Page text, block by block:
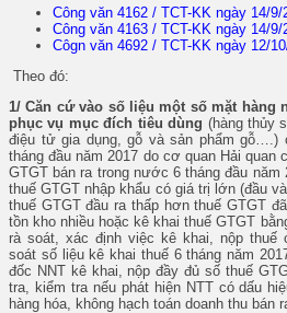
Công văn 4162 / TCT-KK ngày 14/9/
Công văn 4163 / TCT-KK ngày 14/9/
Côgn văn 4692 / TCT-KK ngày 12/
Theo đó:
1/ Căn cứ vào số liệu một số mặt hàng
phục vụ mục đích tiêu dùng (hàng thủy
điệu tử gia dụng, gỗ và sản phẩm gỗ….)
tháng đầu năm 2017 do cơ quan Hải quan
GTGT bán ra trong nước 6 tháng đầu năm
thuế GTGT nhập khẩu có giá trị lớn (đầu
thuế GTGT đầu ra thấp hơn thuế GTGT
tồn kho nhiều hoặc kê khai thuế GTGT
rà soát, xác định việc kê khai, nộp thuế
soát số liệu kê khai thuế 6 tháng năm
đốc NNT kê khai, nộp đầy đủ số thuế
tra, kiểm tra nếu phát hiện NTT có dấu
hàng hóa, không hạch toán doanh thu bán